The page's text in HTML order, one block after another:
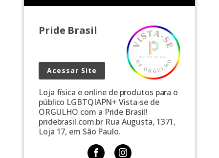
Pride Brasil
Acessar Site
Loja física e online de produtos para o
público LGBTQIAPN+ Vista-se de
ORGULHO com a Pride Brasil!
pridebrasil.com.br Rua Augusta, 1371,
Loja 17, em São Paulo.